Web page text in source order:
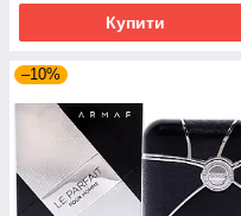
Купити
–10%